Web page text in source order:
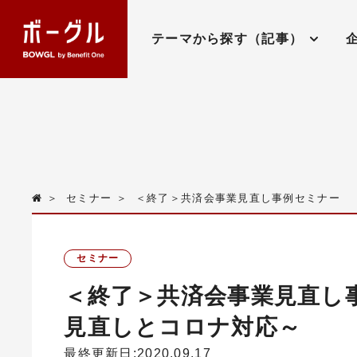
テーマから探す（記事）
＞ セミナー ＞ ＜終了＞共済会事業見直し事例セミナー
セミナー
＜終了＞共済会事業見直
見直しとコロナ対応～
最終更新日:2020.09.17